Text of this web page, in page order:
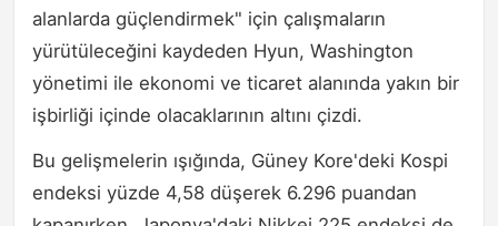
alanlarda güçlendirmek" için çalışmaların
yürütüleceğini kaydeden Hyun, Washington
yönetimi ile ekonomi ve ticaret alanında yakın bir
işbirliği içinde olacaklarının altını çizdi.
Bu gelişmelerin ışığında, Güney Kore'deki Kospi
endeksi yüzde 4,58 düşerek 6.296 puandan